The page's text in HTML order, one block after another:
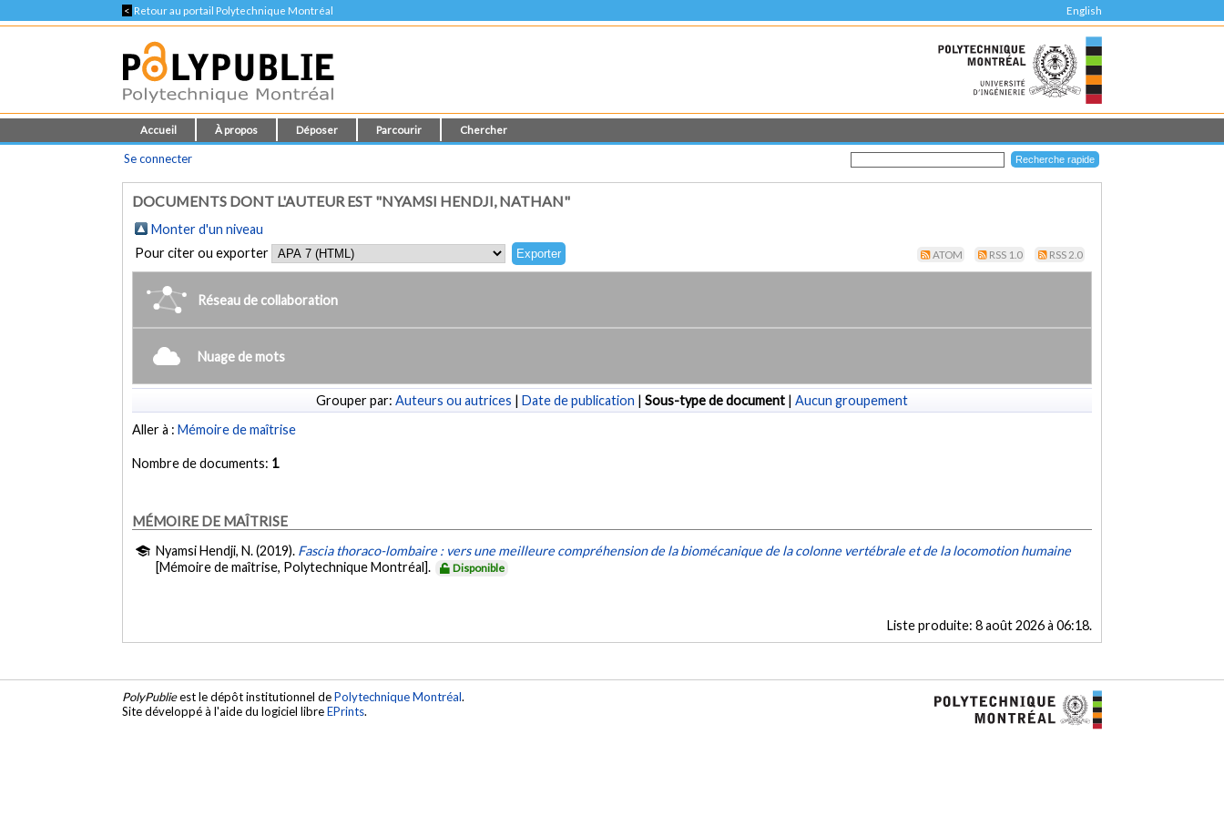
< Retour au portail Polytechnique Montréal English
Accueil À propos Déposer Parcourir Chercher
Se connecter
DOCUMENTS DONT L'AUTEUR EST "NYAMSI HENDJI, NATHAN"
Monter d'un niveau
Pour citer ou exporter
ATOM RSS 1.0 RSS 2.0
Réseau de collaboration
Nuage de mots
Grouper par: Auteurs ou autrices | Date de publication | Sous-type de document | Aucun groupement
Aller à :Mémoire de maîtrise
Nombre de documents: 1
MÉMOIRE DE MAÎTRISE
Nyamsi Hendji, N. (2019). Fascia thoraco-lombaire : vers une meilleure compréhension de la biomécanique de la colonne vertébrale et de la locomotion humaine
[Mémoire de maîtrise, Polytechnique Montréal].
Disponible
Liste produite: 8 août 2026 à 06:18.
PolyPublieest le dépôt institutionnel dePolytechnique Montréal.
Site développé à l'aide du logiciel libreEPrints.